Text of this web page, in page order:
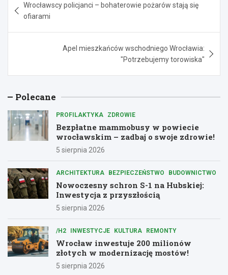
wpisu
Wrocławscy policjanci – bohaterowie pożarów stają się
ofiarami
Apel mieszkańców wschodniego Wrocławia:
"Potrzebujemy torowiska"
Polecane
PROFILAKTYKA ZDROWIE
Bezpłatne mammobusy w powiecie
wrocławskim – zadbaj o swoje zdrowie!
5 sierpnia 2026
ARCHITEKTURA BEZPIECZEŃSTWO BUDOWNICTWO
Nowoczesny schron S-1 na Hubskiej:
Inwestycja z przyszłością
5 sierpnia 2026
/H2 INWESTYCJE KULTURA REMONTY
Wrocław inwestuje 200 milionów
złotych w modernizację mostów!
5 sierpnia 2026